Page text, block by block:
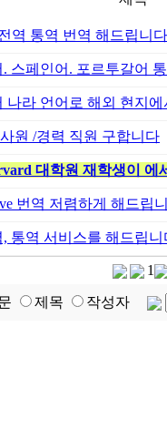
역 통역 번역 해드립니
. 스페인어. 포르투갈어
나라 언어로 해외 현지
원 /경력 직원 구합니다
대학원 재학생이 에
번역 저렴하게 해드립
, 통역 서비스를 해드립니
1
제목 작성자